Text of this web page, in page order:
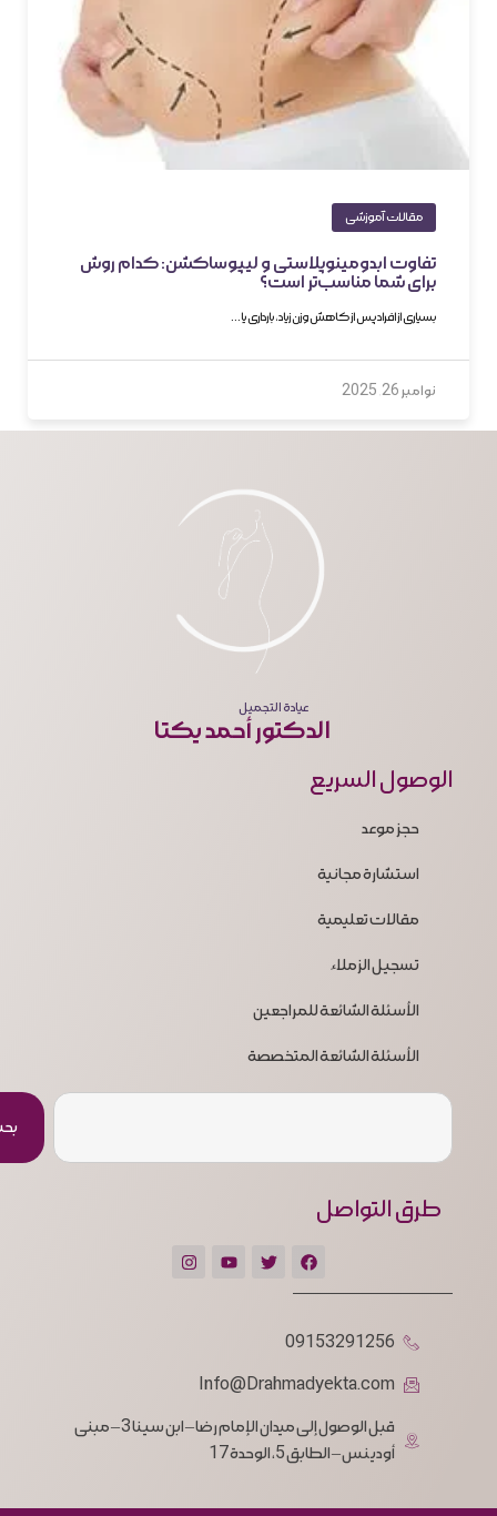
مقالات آموزشی
تفاوت ابدومینوپلاستی و لیپوساکشن: کدام روش
برای شما مناسب‌تر است؟
بسیاری از افراد پس از کاهش وزن زیاد، بارداری یا…
نوامبر 26, 2025
عيادة التجميل
الدكتور أحمد يكتا
الوصول السريع
حجز موعد
استشارة مجانية
مقالات تعليمية
تسجيل الزملاء
الأسئلة الشائعة للمراجعين
الأسئلة الشائعة المتخصصة
طرق التواصل
09153291256
Info@Drahmadyekta.com
قبل الوصول إلى ميدان الإمام رضا – ابن سينا 3 – مبنى
أودينس – الطابق 5، الوحدة 17